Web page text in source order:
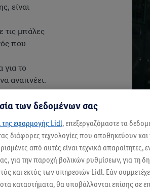
είναι
τις μπάλες
που
για το
αναπνέει.
τον
Τα καλά
ότι
να έχεις
των δεδομένων σας
της εφαρμογής Lidl, επεξεργαζόμαστε τα
διάφορες τεχνολογίες που αποθηκεύουν
από αυτές είναι τεχνικά απαραίτητες,
για την παροχή βολικών ρυθμίσεων, για τη
και εκτός των υπηρεσιών Lidl. Εάν
καταστήματα, θα υποβάλλονται επίσης σε